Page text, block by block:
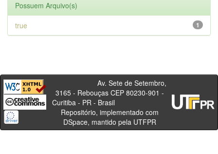
Possuem Arquivo(s)
1
true
Av. Sete de Setembro,
3165 - Rebouças CEP 80230-901 -
Curitiba - PR - Brasil
Repositório, implementado com
DSpace, mantido pela UTFPR